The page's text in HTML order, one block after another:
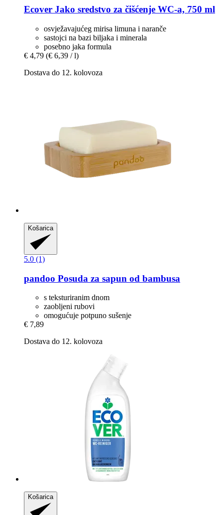
Ecover Jako sredstvo za čišćenje WC-​a, 750 ml
osvježavajućeg mirisa limuna i naranče
sastojci na bazi biljaka i minerala
posebno jaka formula
€ 4,79 (€ 6,39 / l)
Dostava do 12. kolovoza
Košarica
5.0 (1)
pandoo Posuda za sapun od bambusa
s teksturiranim dnom
zaobljeni rubovi
omogućuje potpuno sušenje
€ 7,89
Dostava do 12. kolovoza
Košarica